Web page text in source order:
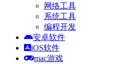
网络工具
系统工具
编程开发
安卓软件
iOS软件
mac游戏